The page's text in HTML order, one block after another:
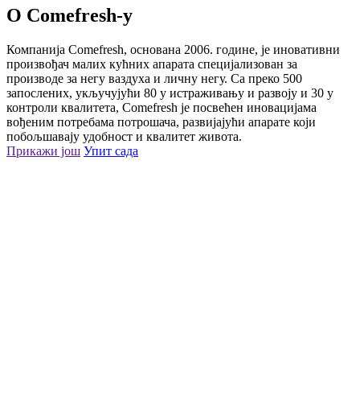
О Comefresh-у
Компанија Comefresh, основана 2006. године, је иновативни
произвођач малих кућних апарата специјализован за
производе за негу ваздуха и личну негу. Са преко 500
запослених, укључујући 80 у истраживању и развоју и 30 у
контроли квалитета, Comefresh је посвећен иновацијама
вођеним потребама потрошача, развијајући апарате који
побољшавају удобност и квалитет живота.
Прикажи још Упит сада